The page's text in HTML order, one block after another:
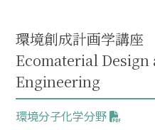
環境創成計画学講座
Ecomaterial Design
Engineering
環境分子化学分野